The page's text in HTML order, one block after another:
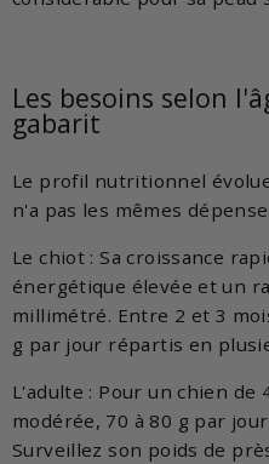
Les besoins selon
gabarit
Le profil nutritionnel
n'a pas les mêmes
Le chiot : Sa croissance
énergétique élevée et un
millimétré. Entre 2 et 3
g par jour répartis en
L'adulte : Pour un chien de
modérée, 70 à 80 g par
Surveillez son poids de